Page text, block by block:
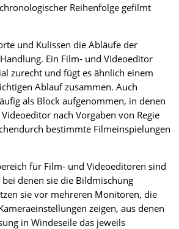
Reihenfolge gefilmt
und Kulissen die Abläufe der
Ein Film- und Videoeditor
zurecht und fügt es ähnlich einem
Ablauf zusammen. Auch
als Block aufgenommen, in denen
nach Vorgaben von Regie
bestimmte Filmeinspielungen
für Film- und Videoeditoren sind
denen sie die Bildmischung
sie vor mehreren Monitoren, die
zeigen, aus denen
in Windeseile das jeweils